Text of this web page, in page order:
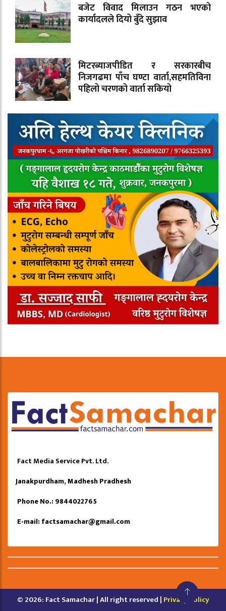
बजेट विवाद मिलाउन गठन भएको
कार्यादलले दियो बुँदे सुझाव
मिटरब्याजपीडित र सरकारबीच
निजगढमा पाँच घण्टा वार्ता,सहमतिविना
पहिलो चरणको वार्ता सकियो
Fact Media Service Pvt. Ltd.
Janakpurdham, Madhesh Pradhesh
Phone No.: 9844022765
E-mail: factsamachar@gmail.com
© 2026: Fact Samachar | All right reserved | Privacy Policy